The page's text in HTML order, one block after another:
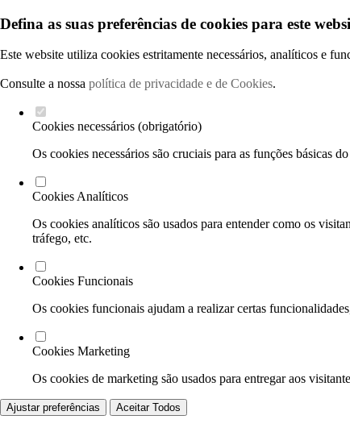
Defina as suas preferências de cookies para este
Este website utiliza cookies estritamente necessários, analíticos e
Consulte a nossa política de privacidade e de Cookies.
Cookies necessários (obrigatório)
Os cookies necessários são cruciais para as funções básicas
Cookies Analíticos
Os cookies analíticos são usados para entender como os
tráfego, etc.
Cookies Funcionais
Os cookies funcionais ajudam a realizar certas
Cookies Marketing
Os cookies de marketing são usados para entregar aos
Ajustar preferências Aceitar Todos